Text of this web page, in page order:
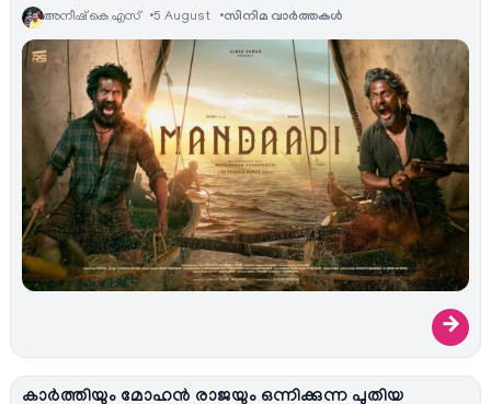
അനീഷ്‌ കെ എസ് 5 August സിനിമ വാര്‍ത്തകള്‍
→
കാർത്തിയും മോഹൻ രാജയും ഒന്നിക്കുന്ന പുതിയ